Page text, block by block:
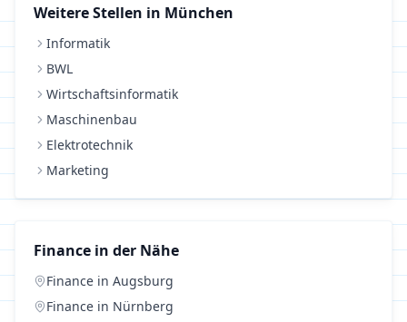
Weitere Stellen in München
Informatik
BWL
Wirtschaftsinformatik
Maschinenbau
Elektrotechnik
Marketing
Finance in der Nähe
Finance in Augsburg
Finance in Nürnberg